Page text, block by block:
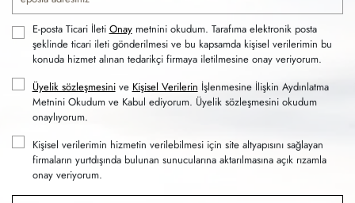
E-posta Ticari İleti Onaymetnini okudum. Tarafıma elektronik posta
şeklinde ticari ileti gönderilmesi ve bu kapsamda kişisel verilerimin bu
konuda hizmet alınan tedarikçi firmaya iletilmesine onay veriyorum.
Üyelik sözleşmesinive Kişisel Verilerin İşlenmesine İlişkin Aydınlatma
Metnini Okudum ve Kabul ediyorum. Üyelik sözleşmesini okudum
onaylıyorum.
Kişisel verilerimin hizmetin verilebilmesi için site altyapısını sağlayan
firmaların yurtdışında bulunan sunucularına aktarılmasına açık rızamla
onay veriyorum.